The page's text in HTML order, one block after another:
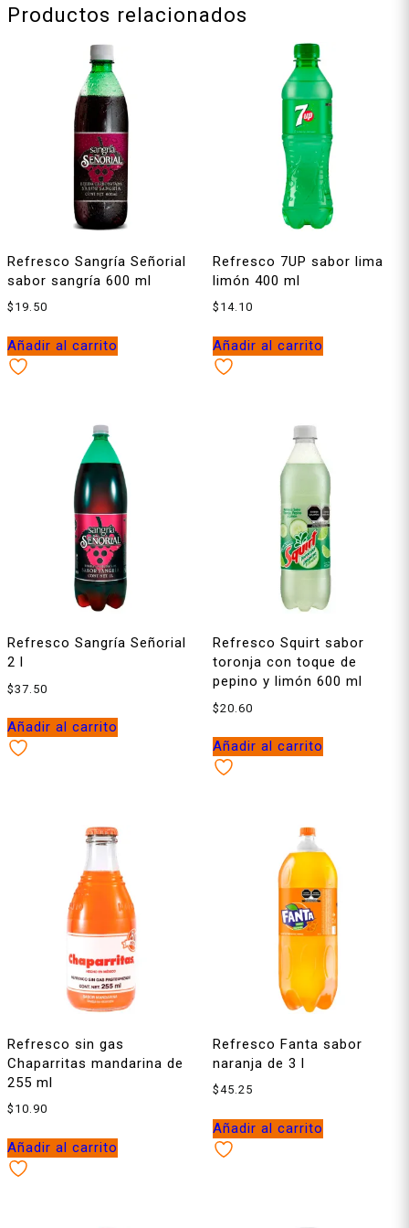
lProductos relacionados
Refresco Sangría Señorial
sabor sangría 600 ml
$ 19.50
Añadir al carrito
Refresco 7UP sabor lima
limón 400 ml
$ 14.10
Añadir al carrito
Refresco Sangría Señorial
2 l
$37.50
Añadir al carrito
Refresco Squirt sabor
toronja con toque de
pepino y limón 600 ml
$20.60
Añadir al carrito
Refresco sin gas
Chaparritas mandarina de
255 ml
$ 10.90
Añadir al carrito
Refresco Fanta sabor
naranja de 3 l
$45.25
Añadir al carrito